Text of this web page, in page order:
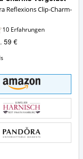
Reflexions Clip-Charm-
10 Erfahrungen
59 €